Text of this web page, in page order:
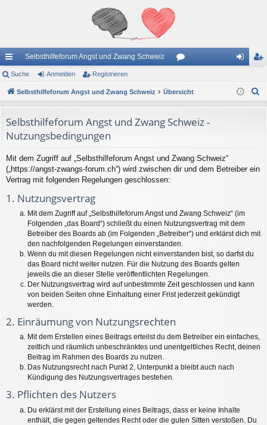
ch
ne
ug
Selbsthilfeforum Angst und Zwang Schweiz
en m ist
Suche Anmelden Registrieren
Selbsthilfeforum Angst und Zwang Schweiz Übersicht
Selbsthilfeforum Angst und Zwang Schweiz -
Nutzungsbedingungen
Mit dem Zugriff auf „Selbsthilfeforum Angst und Zwang Schweiz“
(„https://angst-zwangs-forum.ch“) wird zwischen dir und dem Betreiber ein
Vertrag mit folgenden Regelungen geschlossen:
1. Nutzungsvertrag
Mit dem Zugriff auf „Selbsthilfeforum Angst und Zwang Schweiz“ (im
Folgenden „das Board“) schließt du einen Nutzungsvertrag mit dem
Betreiber des Boards ab (im Folgenden „Betreiber“) und erklärst dich mit
den nachfolgenden Regelungen einverstanden.
Wenn du mit diesen Regelungen nicht einverstanden bist, so darfst du
das Board nicht weiter nutzen. Für die Nutzung des Boards gelten
jeweils die an dieser Stelle veröffentlichten Regelungen.
Der Nutzungsvertrag wird auf unbestimmte Zeit geschlossen und kann
von beiden Seiten ohne Einhaltung einer Frist jederzeit gekündigt
werden.
2. Einräumung von Nutzungsrechten
Mit dem Erstellen eines Beitrags erteilst du dem Betreiber ein einfaches,
zeitlich und räumlich unbeschränktes und unentgeltliches Recht, deinen
Beitrag im Rahmen des Boards zu nutzen.
Das Nutzungsrecht nach Punkt 2, Unterpunkt a bleibt auch nach
Kündigung des Nutzungsvertrages bestehen.
3. Pflichten des Nutzers
Du erklärst mit der Erstellung eines Beitrags, dass er keine Inhalte
enthält, die gegen geltendes Recht oder die guten Sitten verstoßen. Du